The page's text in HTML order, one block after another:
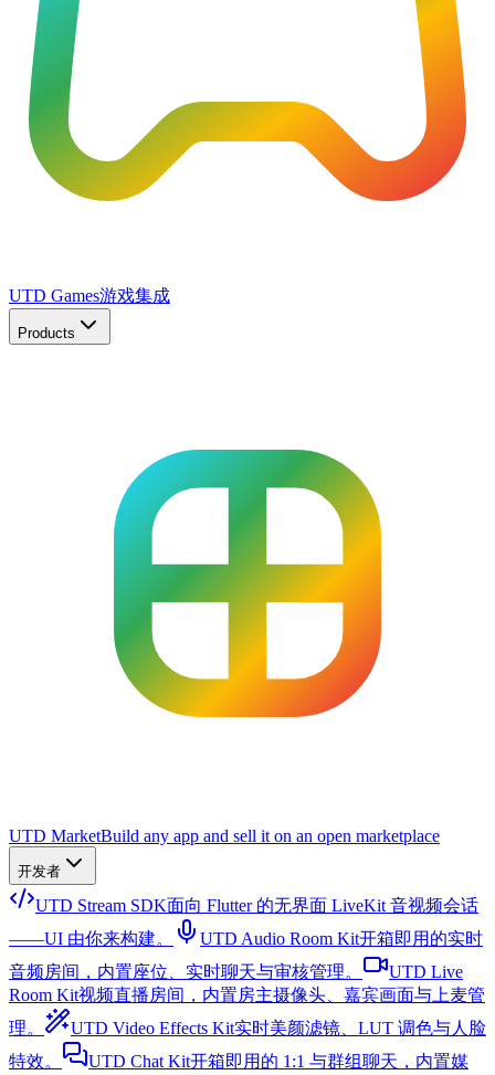
UTD Games游戏集成
Products
UTD MarketBuild any app and sell it on an open marketplace
开发者
UTD Stream SDK面向 Flutter 的无界面 LiveKit 音视频会话
——UI 由你来构建。
UTD Audio Room Kit开箱即用的实时
音频房间，内置座位、实时聊天与审核管理。
UTD Live
Room Kit视频直播房间，内置房主摄像头、嘉宾画面与上麦管
理。
UTD Video Effects Kit实时美颜滤镜、LUT 调色与人脸
特效。
UTD Chat Kit开箱即用的 1:1 与群组聊天，内置媒